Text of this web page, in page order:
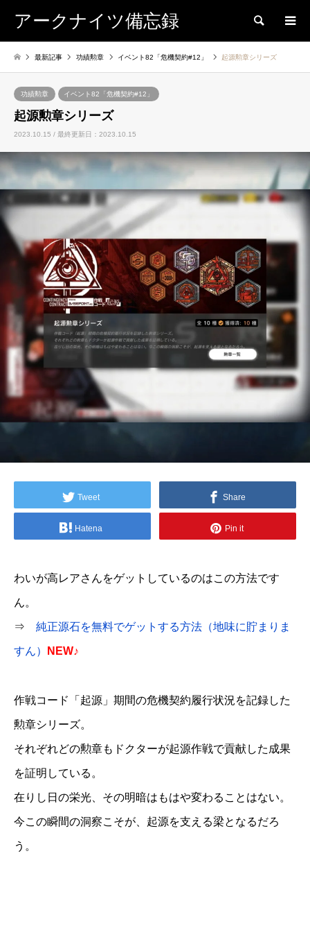
アークナイツ備忘録 検索
最新記事 功績勲章 イベント82「危機契約#12」 起源勲章シリーズ
功績勲章 イベント82「危機契約#12」
起源勲章シリーズ
2023.10.15 / 最終更新日：2023.10.15
Tweet Share
Hatena Pin it
わいが高レアさんをゲットしているのはこの方法です
ん。
⇒ 純正源石を無料でゲットする方法（地味に貯まりま
すん） NEW♪
作戦コード「起源」期間の危機契約履行状況を記録した
勲章シリーズ。
それぞれどの勲章もドクターが起源作戦で貢献した成果
を証明している。
在りし日の栄光、その明暗はもはや変わることはない。
今この瞬間の洞察こそが、起源を支える梁となるだろ
う。